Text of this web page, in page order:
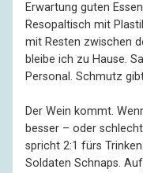
Erwartung guten
Resopaltisch mit
mit Resten zwischen
bleibe ich zu Hause.
Personal. Schmutz
Der Wein kommt.
besser – oder
spricht 2:1 fürs
Soldaten Schnaps.